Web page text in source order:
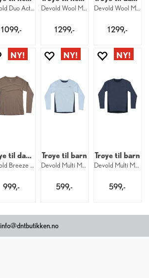
Devold Duo Active Merino Zip M 445
1 099,-
Devold Wool Mesh Pro Shirt M 950
1 299,-
Devold Wool Mesh Pro Shirt W 950
1 299,-
Trøye til dame
Devold Breeze Merino Shirt W 696
999,-
Trøye til barn
Devold Multi Merino Shirt Kid 233
599,-
Trøye til barn
Devold Multi Merino Shirt Kid 287
599,-
info@dntbutikken.no